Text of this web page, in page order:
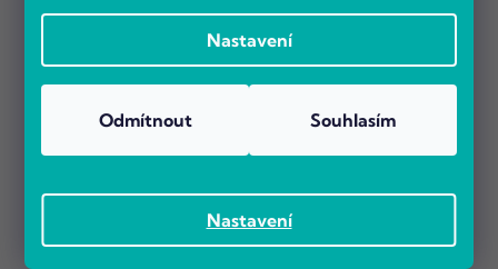
Nastavení
Nastavení
Odmítnout Souhlasím